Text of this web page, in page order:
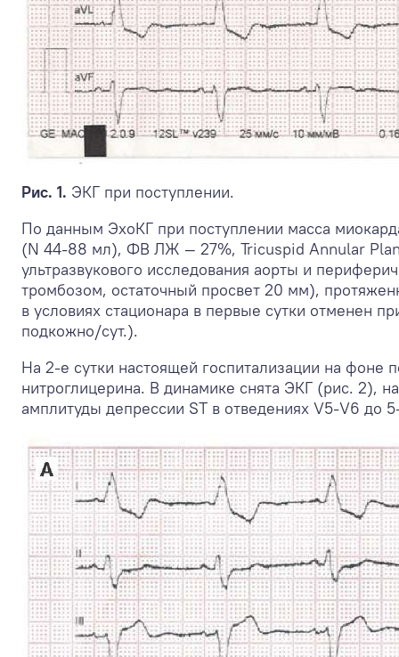
Рис. 1. ЭКГ при поступлении.
По данным ЭхоКГ при поступлении масса
(N 44-88 мл), ФВ ЛЖ — 27%, Tricuspid Annular
ультразвукового исследования аорты и
тромбозом, остаточный просвет 20 мм),
в условиях стационара в первые сутки отменен
подкожно/сут.).
На 2-е сутки настоящей госпитализации на фоне
нитроглицерина. В динамике снята ЭКГ (рис. 2),
амплитуды депрессии ST в отведениях V5-V6 до